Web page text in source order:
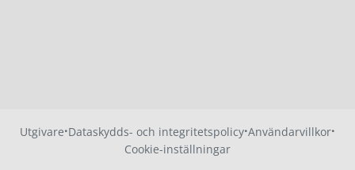
Utgivare·Dataskydds- och integritetspolicy·Användarvillkor·
Cookie-inställningar